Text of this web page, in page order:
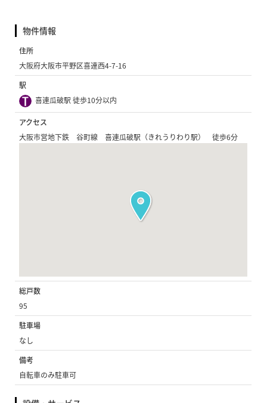
物件情報
住所
大阪府大阪市平野区喜連西4-7-16
駅
喜連瓜破駅 徒歩10分以内
アクセス
大阪市営地下鉄 谷町線 喜連瓜破駅（きれうりわり駅） 徒歩6分
総戸数
95
駐車場
なし
備考
自転車のみ駐車可